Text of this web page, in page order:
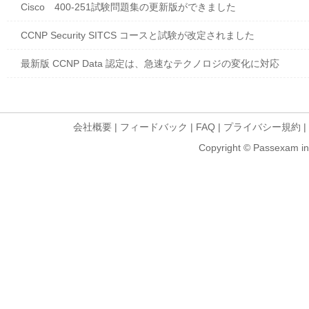
Cisco 400-251試験問題集の更新版ができました
CCNP Security SITCS コースと試験が改定されました
最新版 CCNP Data 認定は、急速なテクノロジの変化に対応
会社概要 | フィードバック | FAQ | プライバシー規約 |
Copyright © Passexam